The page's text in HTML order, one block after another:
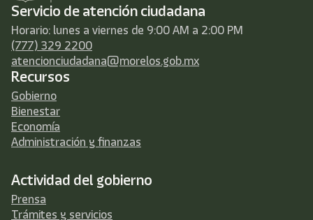
Servicio de atención ciudadana
Horario: lunes a viernes de 9:00 AM a 2:00 PM
(777) 329 2200
atencionciudadana@morelos.gob.mx
Recursos
Gobierno
Bienestar
Economía
Administración y finanzas
Actividad del gobierno
Prensa
Trámites y servicios